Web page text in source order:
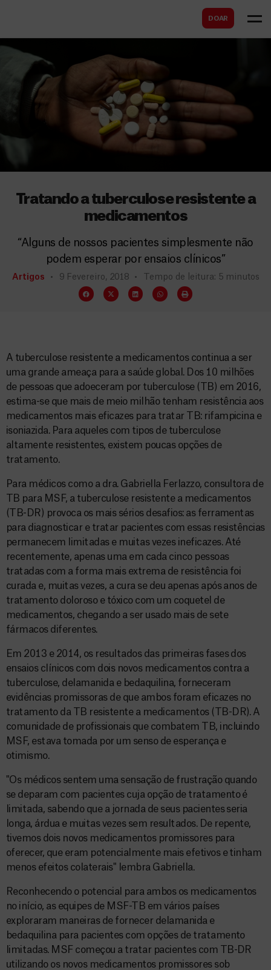
DOAR
Tratando a tuberculose resistente a
medicamentos
“Alguns de nossos pacientes simplesmente não
podem esperar por ensaios clínicos”
Artigos 9 Fevereiro, 2018 Tempo de leitura: 5 minutos
A tuberculose resistente a medicamentos continua a ser
uma grande ameaça para a saúde global. Dos 10 milhões
de pessoas que adoeceram por tuberculose (TB) em 2016,
estima-se que mais de meio milhão tenham resistência aos
medicamentos mais eficazes para tratar TB: rifampicina e
isoniazida. Para aqueles com tipos de tuberculose
altamente resistentes, existem poucas opções de
tratamento.
Para médicos como a dra. Gabriella Ferlazzo, consultora de
TB para MSF, a tuberculose resistente a medicamentos
(TB-DR) provoca os mais sérios desafios: as ferramentas
para diagnosticar e tratar pacientes com essas resistências
permanecem limitadas e muitas vezes ineficazes. Até
recentemente, apenas uma em cada cinco pessoas
tratadas com a forma mais extrema de resistência foi
curada e, muitas vezes, a cura se deu apenas após anos de
tratamento doloroso e tóxico com um coquetel de
medicamentos, chegando a ser usado mais de sete
fármacos diferentes.
Em 2013 e 2014, os resultados das primeiras fases dos
ensaios clínicos com dois novos medicamentos contra a
tuberculose, delamanida e bedaquilina, forneceram
evidências promissoras de que ambos foram eficazes no
tratamento da TB resistente a medicamentos (TB-DR). A
comunidade de profissionais que combatem TB, incluindo
MSF, estava tomada por um senso de esperança e
otimismo.
"Os médicos sentem uma sensação de frustração quando
se deparam com pacientes cuja opção de tratamento é
limitada, sabendo que a jornada de seus pacientes seria
longa, árdua e muitas vezes sem resultados. De repente,
tivemos dois novos medicamentos promissores para
oferecer, que eram potencialmente mais efetivos e tinham
menos efeitos colaterais" lembra Gabriella.
Reconhecendo o potencial para ambos os medicamentos
no início, as equipes de MSF-TB em vários países
exploraram maneiras de fornecer delamanida e
bedaquilina para pacientes com opções de tratamento
limitadas. MSF começou a tratar pacientes com TB-DR
utilizando os novos medicamentos promissores sob
c
a
r